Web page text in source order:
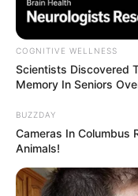
COGNITIVE WELLNESS
Scientists Discovered
Memory In Seniors
BUZZDAY
Cameras In Columbus
Animals!